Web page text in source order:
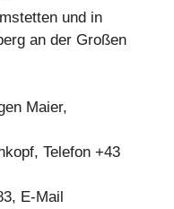
und in
an der Großen
Maier,
Telefon +43
E-Mail